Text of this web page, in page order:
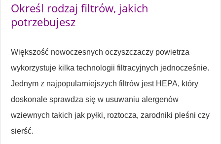
Określ rodzaj filtrów, jakich
potrzebujesz
Większość nowoczesnych oczyszczaczy powietrza
wykorzystuje kilka technologii filtracyjnych jednocześnie.
Jednym z najpopularniejszych filtrów jest HEPA, który
doskonale sprawdza się w usuwaniu alergenów
wziewnych takich jak pyłki, roztocza, zarodniki pleśni czy
sierść.